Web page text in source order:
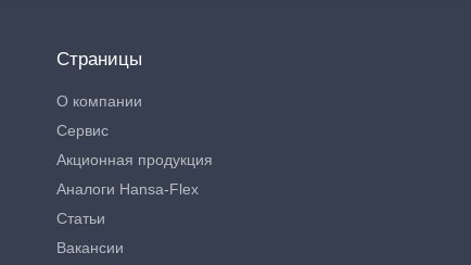
Страницы
О компании
Сервис
Акционная продукция
Аналоги Hansa-Flex
Статьи
Вакансии